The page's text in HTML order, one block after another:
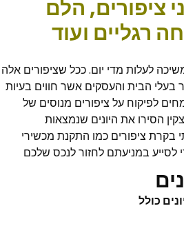
ציפורים, הלם
לעלות מדי יום. ככל שציפורים אלה
הבית והעסקים אשר חווים בעיות
לפיקוח על ציפורים מנוסים של
הסירו את היונים שנמצאות
בקרת ציפורים כמו התקנת מכשירי
כולל